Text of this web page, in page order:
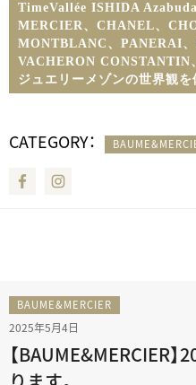
TimeVallée ISHIDA
MERCIER、CHANEL、
MONTBLANC、PANERAI
VACHERON CONSTANTIN
ジュエリーメゾンの世界観を
CATEGORY：
Facebook
BAUME&MERCIER
2025年5月4日
【BAUME&MERCIER